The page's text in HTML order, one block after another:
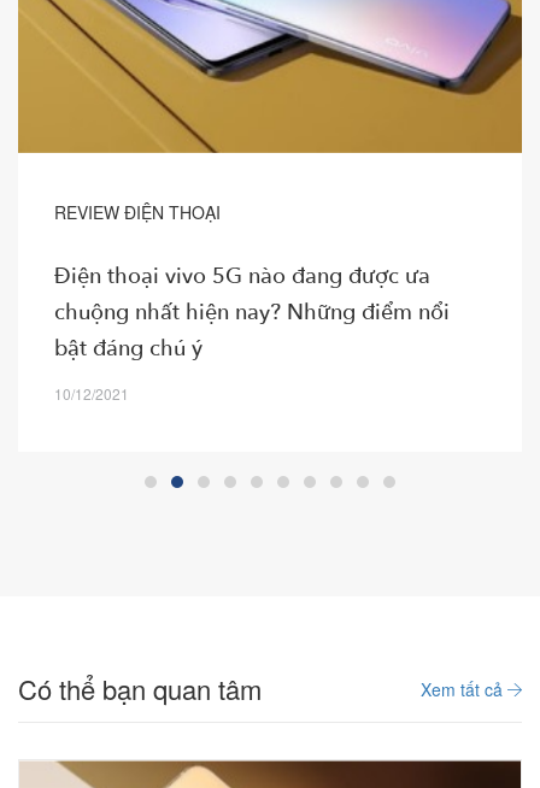
REVIEW ĐIỆN THOẠI
Điện thoại vivo 5G nào đang được ưa
chuộng nhất hiện nay? Những điểm nổi
bật đáng chú ý
10/12/2021
Có thể bạn quan tâm Xem tất cả